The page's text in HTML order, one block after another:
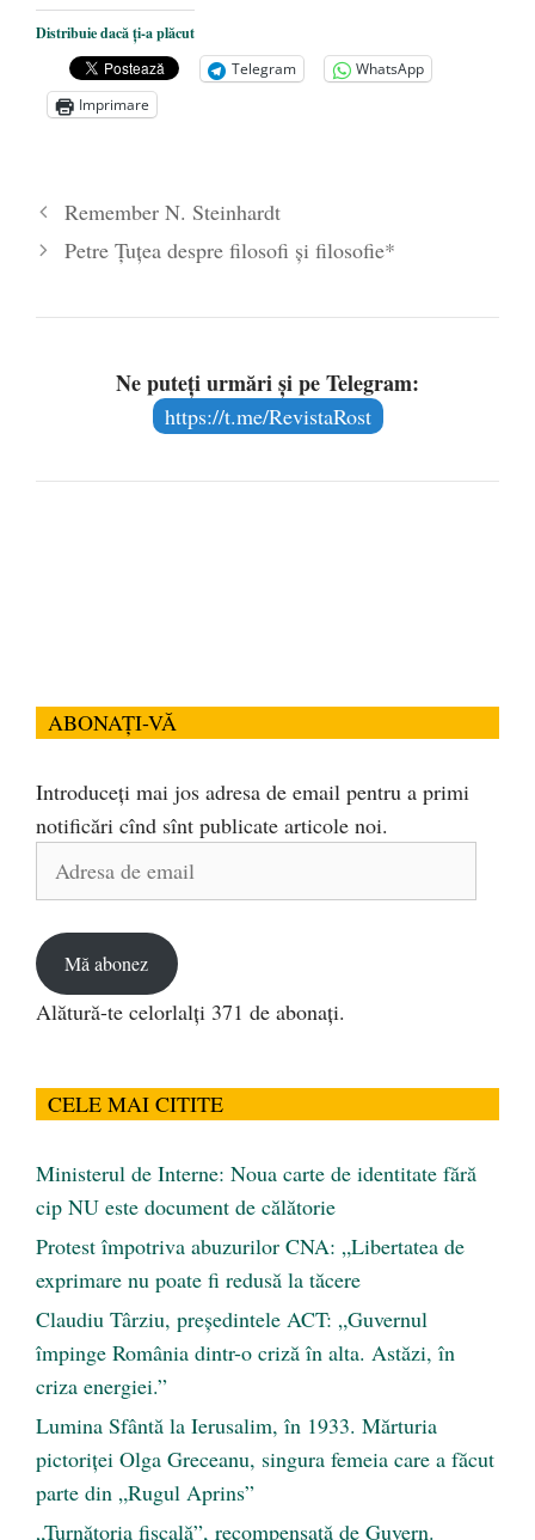
DANA KONYA-PETRIȘOR, ÎNTRU
VEȘNICĂ POMENIRE
- 17 martie 2021
ÎNĂLȚATU-S-A! - 28 mai 2020
Sic credo – Francisco Franco (1892-1975)
Distribuie dacă ți-a plăcut
Telegram
WhatsApp
Imprimare
Remember N. Steinhardt
Petre Țuțea despre filosofi și filosofie*
Ne puteți urmări și pe Telegram:
https://t.me/RevistaRost
ABONAȚI-VĂ
Introduceți mai jos adresa de email pentru a primi
notificări cînd sînt publicate articole noi.
Adresa
Mă abonez
Alătură-te celorlalți 371 de abonați.
CELE MAI CITITE
Ministerul de Interne: Noua carte de identitate fără
cip NU este document de călătorie
Protest împotriva abuzurilor CNA: „Libertatea de
exprimare nu poate fi redusă la tăcere
Claudiu Târziu, președintele ACT: „Guvernul
împinge România dintr-o criză în alta. Astăzi, în
criza energiei.”
Lumina Sfântă la Ierusalim, în 1933. Mărturia
pictoriței Olga Greceanu, singura femeia care a făcut
parte din „Rugul Aprins”
„Turnătoria fiscală”, recompensată de Guvern.